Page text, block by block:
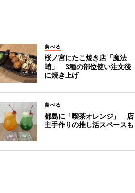
食べる
桜ノ宮にたこ焼き店「魔法
蛸」 3種の部位使い注文後
に焼き上げ
食べる
都島に「喫茶オレンジ」 店
主手作りの推し活スペースも